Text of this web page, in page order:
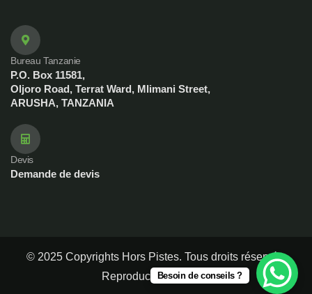
Bureau Tanzanie
P.O. Box 11581,
Oljoro Road, Terrat Ward, Mlimani Street,
ARUSHA, TANZANIA
Devis
Demande de devis
© 2025 Copyrights Hors Pistes. Tous droits réservés.
Reproduction interdite
Besoin de conseils ?